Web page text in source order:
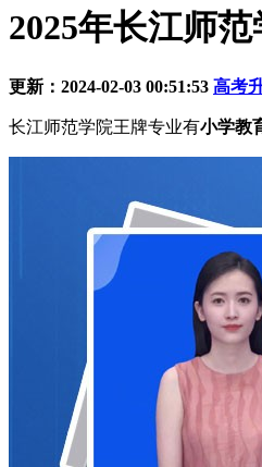
2025年长江师
更新：2024-02-03 00:51:53 高考
长江师范学院王牌专业有小学教